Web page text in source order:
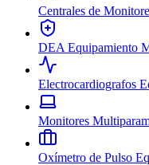
Centrales de
DEA Equipamiento
Electrocardiografos
Monitores
Oxímetro de Pulso